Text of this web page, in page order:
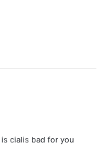
is cialis bad for you